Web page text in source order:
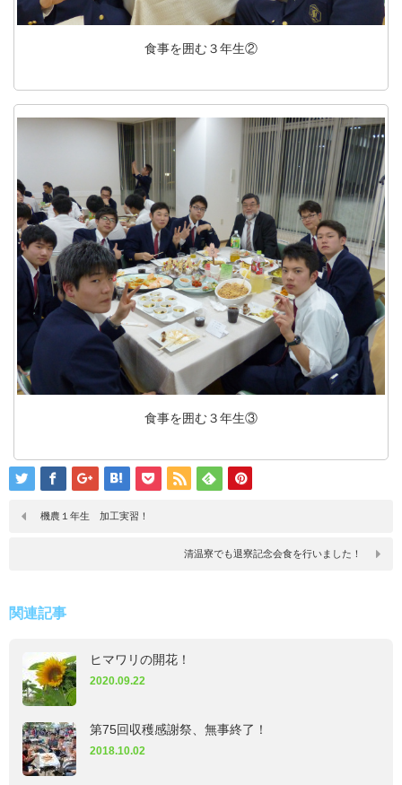
食事を囲む３年生②
食事を囲む３年生③
機農１年生 加工実習！
清温寮でも退寮記念会食を行いました！
関連記事
ヒマワリの開花！
2020.09.22
第75回収穫感謝祭、無事終了！
2018.10.02